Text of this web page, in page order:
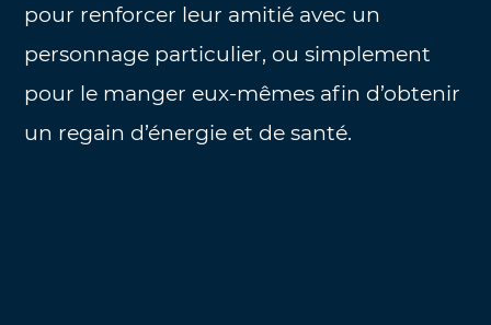
pour renforcer leur amitié avec un
personnage particulier, ou simplement
pour le manger eux-mêmes afin d’obtenir
un regain d’énergie et de santé.